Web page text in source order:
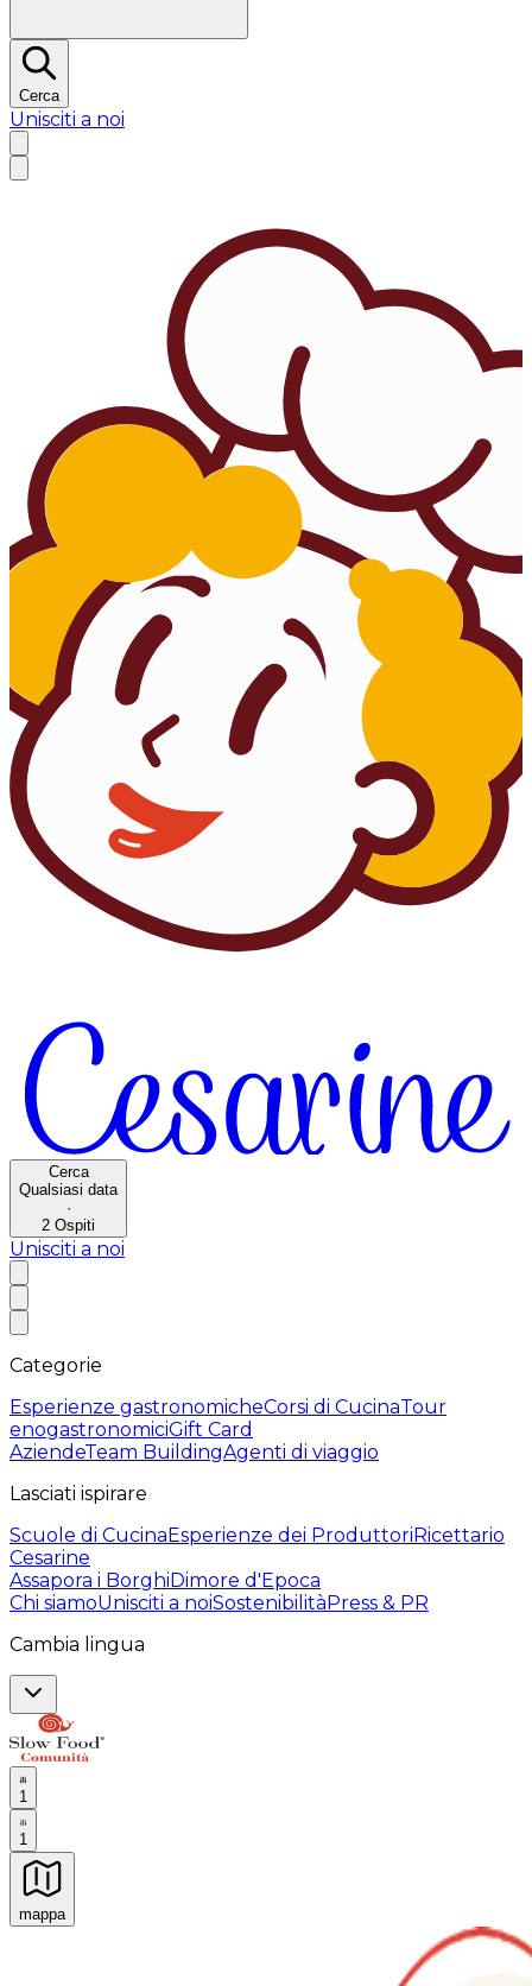
Cerca
Unisciti a noi
Cerca
Qualsiasi data
·
2 Ospiti
Unisciti a noi
Categorie
Esperienze gastronomicheCorsi di CucinaTour
enogastronomiciGift Card
AziendeTeam BuildingAgenti di viaggio
Lasciati ispirare
Scuole di CucinaEsperienze dei ProduttoriRicettario
Cesarine
Assapora i BorghiDimore d'Epoca
Chi siamoUnisciti a noiSostenibilitàPress & PR
Cambia lingua
1
1
mappa
Esperienze culinarie indimenticabili: Esperienze